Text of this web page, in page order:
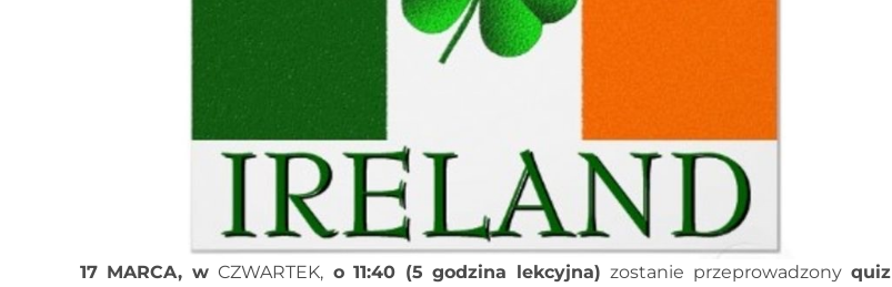
17 MARCA, wCZWARTEK, o 11:40 (5 godzina lekcyjna)zostanie przeprowadzonyquiz